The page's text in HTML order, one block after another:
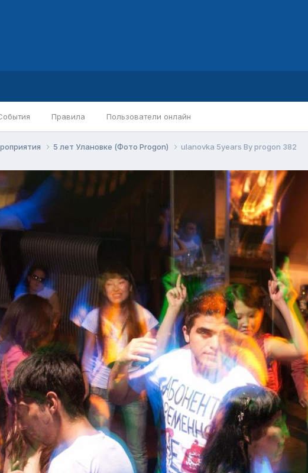
Правила Пользователи онлайн
5 лет Улановке (Фото Progon) ulanovka 5years By progon 382